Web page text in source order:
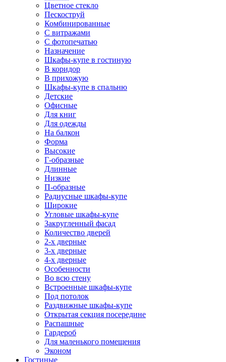
Цветное стекло
Пескоструй
Комбинированные
С витражами
С фотопечатью
Назначение
Шкафы-купе в гостиную
В коридор
В прихожую
Шкафы-купе в спальню
Детские
Офисные
Для книг
Для одежды
На балкон
Форма
Высокие
Г-образные
Длинные
Низкие
П-образные
Радиусные шкафы-купе
Широкие
Угловые шкафы-купе
Закругленный фасад
Количество дверей
2-х дверные
3-х дверные
4-х дверные
Особенности
Во всю стену
Встроенные шкафы-купе
Под потолок
Раздвижные шкафы-купе
Открытая секция посередине
Распашные
Гардероб
Для маленького помещения
Эконом
Гостиные